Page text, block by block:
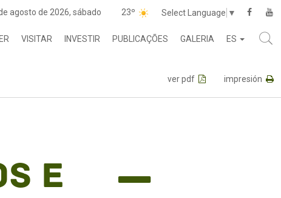
agosto de 2026, sábado 23º Select Language ▼
VISITAR INVESTIR PUBLICAÇÕES GALERIA ES
ver pdf impresión
e